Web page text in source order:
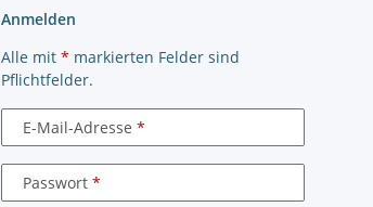
Anmelden
Alle mit * markierten Felder sind
Pflichtfelder.
E-Mail-Adresse
Passwort